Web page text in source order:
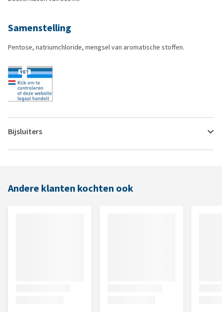
Samenstelling
Pentose, natriumchloride, mengsel van aromatische stoffen.
Bijsluiters
Andere klanten kochten ook